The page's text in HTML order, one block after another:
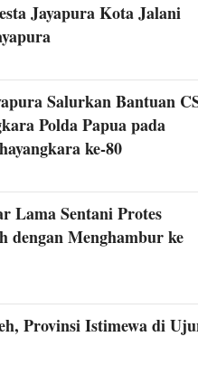
Jayapura Kota Jalani
Salurkan Bantuan
Polda Papua pada
ke-80
Lama Sentani Protes
dengan Menghambur ke
Provinsi Istimewa di